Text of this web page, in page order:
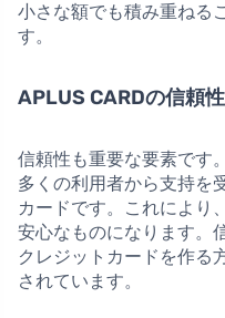
小さな額でも積み重ねる
す。
APLUS CARDの信頼
信頼性も重要な要素です。
多くの利用者から支持を
カードです。これにより
安心なものになります。
クレジットカードを作る
されています。